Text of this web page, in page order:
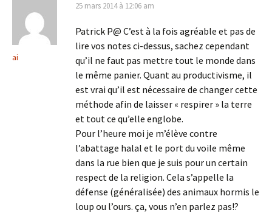
ai
25 mars 2014 à 12:06 am
Patrick P@ C’est à la fois agréable et pas de
lire vos notes ci-dessus, sachez cependant
qu’il ne faut pas mettre tout le monde dans
le même panier. Quant au productivisme, il
est vrai qu’il est nécessaire de changer cette
méthode afin de laisser « respirer » la terre
et tout ce qu’elle englobe.
Pour l’heure moi je m’élève contre
l’abattage halal et le port du voile même
dans la rue bien que je suis pour un certain
respect de la religion. Cela s’appelle la
défense (généralisée) des animaux hormis le
loup ou l’ours. ça, vous n’en parlez pas!?